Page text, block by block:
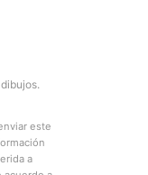
este
a